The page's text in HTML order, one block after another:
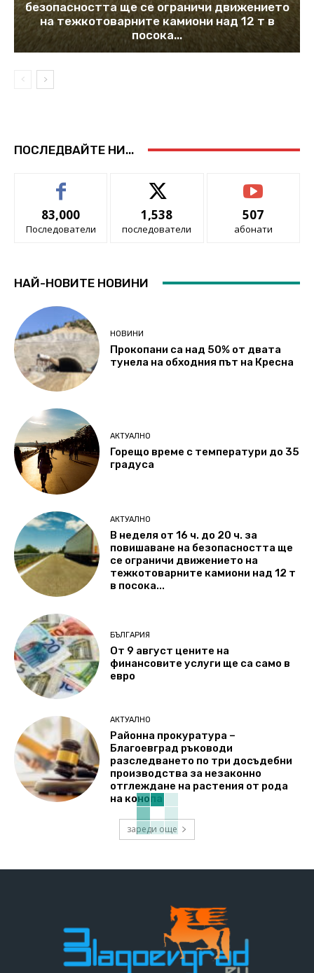
безопасността ще се ограничи движението
на тежкотоварните камиони над 12 т в
посока...
ПОСЛЕДВАЙТЕ НИ...
83,000
Последователи
1,538
последователи
507
абонати
НАЙ-НОВИТЕ НОВИНИ
НОВИНИ
Прокопани са над 50% от двата
тунела на обходния път на Кресна
АКТУАЛНО
Горещо време с температури до 35
градуса
АКТУАЛНО
В неделя от 16 ч. до 20 ч. за
повишаване на безопасността ще
се ограничи движението на
тежкотоварните камиони над 12 т
в посока...
БЪЛГАРИЯ
От 9 август цените на
финансовите услуги ще са само в
евро
АКТУАЛНО
Районна прокуратура –
Благоевград ръководи
разследването по три досъдебни
производства за незаконно
отглеждане на растения от рода
на конопа
зареди още